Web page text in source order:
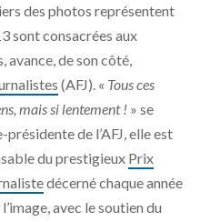
des photos représentent
sont consacrées aux
avance, de son côté,
(AFJ). « Tous ces
mais si lentement ! » se
de l’AFJ, elle est
du prestigieux Prix
décerné chaque année
avec le soutien du